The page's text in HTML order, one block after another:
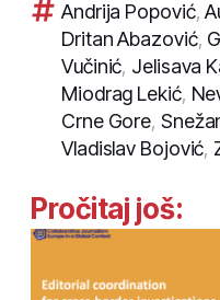
Andrija Popović,
Dritan Abazović,
Vučinić, Jelisava
Miodrag Lekić,
Crne Gore,
Vladislav Bojović,
Pročitaj još: